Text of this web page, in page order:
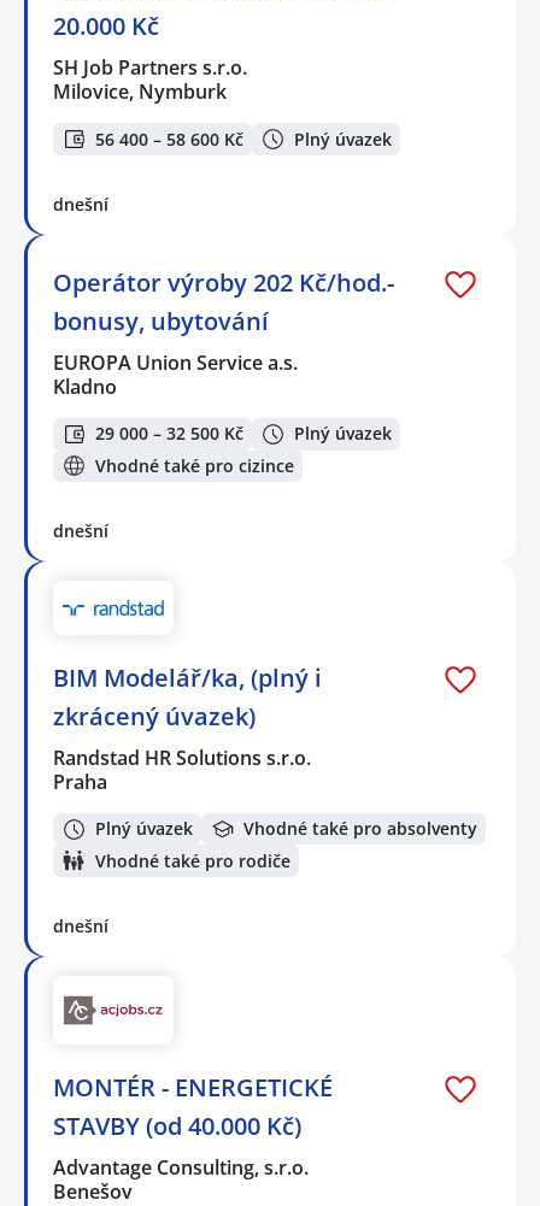
20.000 Kč
SH Job Partners s.r.o.
Milovice, Nymburk
56 400 – 58 600 Kč Plný úvazek
dnešní
Operátor výroby 202 Kč/hod.-
bonusy, ubytování
EUROPA Union Service a.s.
Kladno
29 000 – 32 500 Kč
Plný úvazek
Vhodné také pro cizince
dnešní
BIM Modelář/ka, (plný i
zkrácený úvazek)
Randstad HR Solutions s.r.o.
Praha
Plný úvazek
Vhodné také pro absolventy
Vhodné také pro rodiče
dnešní
MONTÉR - ENERGETICKÉ
STAVBY (od 40.000 Kč)
Advantage Consulting, s.r.o.
Benešov